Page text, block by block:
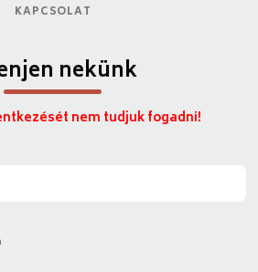
KAPCSOLAT
nekünk
nem tudjuk fogadni!